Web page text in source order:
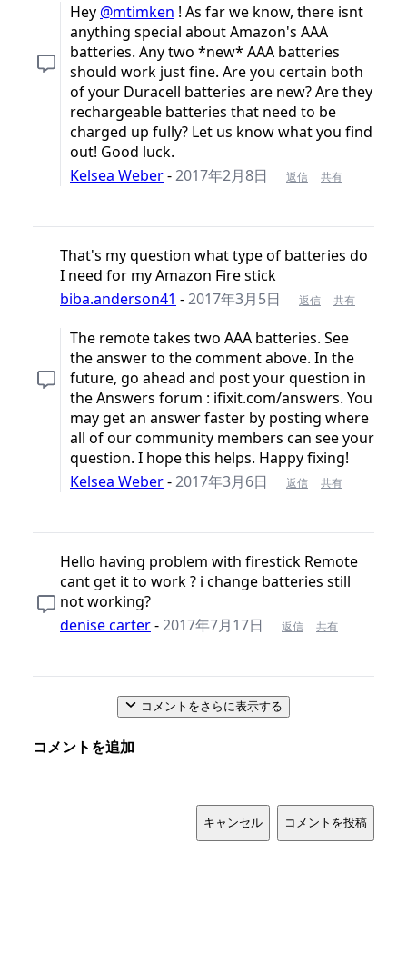
Hey @mtimken ! As far we know, there isnt
anything special about Amazon's AAA
batteries. Any two *new* AAA batteries
should work just fine. Are you certain both
of your Duracell batteries are new? Are they
rechargeable batteries that need to be
charged up fully? Let us know what you find
out! Good luck.
Kelsea Weber-2017年2月8日 返信 共有
That's my question what type of batteries do
I need for my Amazon Fire stick
biba.anderson41 -2017年3月5日 返信 共有
The remote takes two AAA batteries. See
the answer to the comment above. In the
future, go ahead and post your question in
the Answers forum : ifixit.com/answers. You
may get an answer faster by posting where
all of our community members can see your
question. I hope this helps. Happy fixing!
Kelsea Weber-2017年3月6日 返信 共有
Hello having problem with firestick Remote
cant get it to work ? i change batteries still
not working?
denise carter-2017年7月17日 返信 共有
コメントをさらに表示する
コメントを追加
キャンセル コメントを投稿